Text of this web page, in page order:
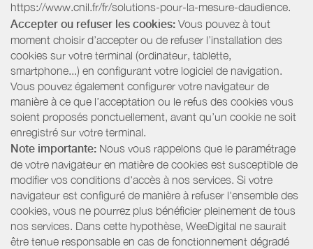
https://www.cnil.fr/fr/solutions-pour-la-mesure-daudience.
Accepter ou refuser les cookies: Vous pouvez à tout
moment choisir d’accepter ou de refuser l’installation des
cookies sur votre terminal (ordinateur, tablette,
smartphone...) en configurant votre logiciel de navigation.
Vous pouvez également configurer votre navigateur de
manière à ce que l’acceptation ou le refus des cookies vous
soient proposés ponctuellement, avant qu’un cookie ne soit
enregistré sur votre terminal.
Note importante: Nous vous rappelons que le paramétrage
de votre navigateur en matière de cookies est susceptible de
modifier vos conditions d'accès à nos services. Si votre
navigateur est configuré de manière à refuser l'ensemble des
cookies, vous ne pourrez plus bénéficier pleinement de tous
nos services. Dans cette hypothèse, WeeDigital ne saurait
être tenue responsable en cas de fonctionnement dégradé